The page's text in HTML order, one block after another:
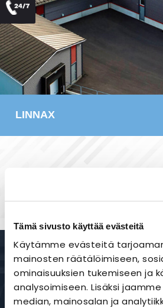
Tämä sivusto käyttää evästeitä
Käytämme evästeitä
mainosten räätälöimiseen,
ominaisuuksien tukemiseen ja
analysoimiseen. Lisäksi
median, mainosalan ja
LINNAX